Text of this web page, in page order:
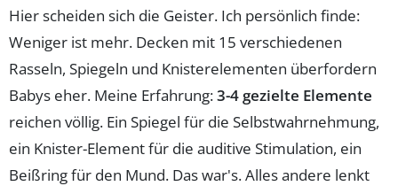
Hier scheiden sich die Geister. Ich persönlich finde:
Weniger ist mehr. Decken mit 15 verschiedenen
Rasseln, Spiegeln und Knisterelementen überfordern
Babys eher. Meine Erfahrung:3-4 gezielte Elemente
reichen völlig. Ein Spiegel für die Selbstwahrnehmung,
ein Knister-Element für die auditive Stimulation, ein
Beißring für den Mund. Das war's. Alles andere lenkt